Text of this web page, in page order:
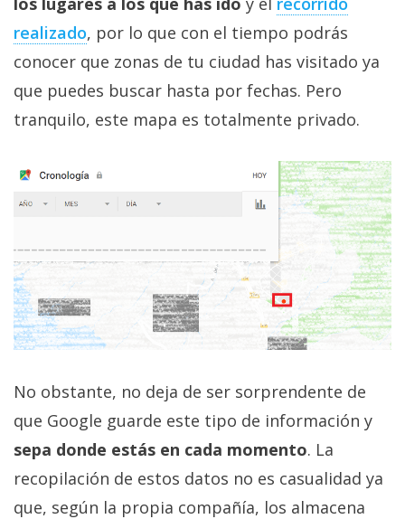
realizado, por lo que con el tiempo podrás
conocer que zonas de tu ciudad has visitado ya
que puedes buscar hasta por fechas. Pero
tranquilo, este mapa es totalmente privado.
No obstante, no deja de ser sorprendente de
que Google guarde este tipo de información y
sepa donde estás en cada momento. La
recopilación de estos datos no es casualidad ya
que, según la propia compañía, los almacena